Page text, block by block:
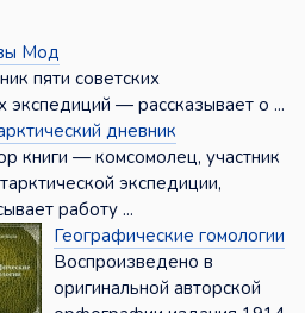
Мод
пяти советских
экспедиций — рассказывает о ...
дневник
книги — комсомолец, участник
экспедиции,
работу ...
Географические гомологии
Воспроизведено в
оригинальной авторской